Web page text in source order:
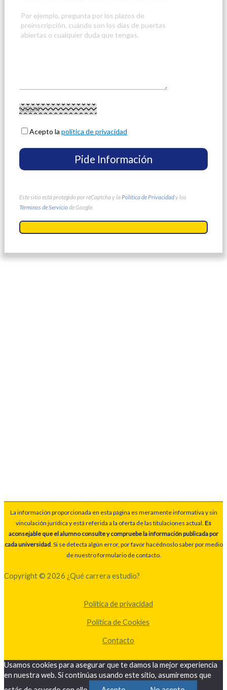
Acepto lapolítica de privacidad
Este sitio está protegido por reCaptcha y la Política de Privacidady los
Términos de Serviciode Google.
La información proporcionada en esta página es meramente informativa y sin
vinculación jurídica y está referida a la oferta de las titulaciones actual. Es
aconsejable que el alumno consulte y compruebe la información publicada por
cada universidad. Si se detecta algún error, por favor hacédnoslo saber por medio
de nuestro formulario de contacto.
Copyright © 2026 ¿Qué carrera estudio?
Política de privacidad
Política de Cookies
Contacto
Usamos cookies para asegurar que te damos la mejor experiencia
en nuestra web. Si continúas usando este sitio, asumiremos que